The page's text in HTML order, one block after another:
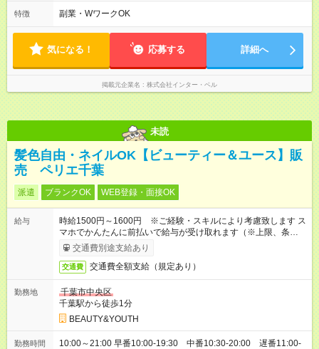
（遅番／締め作業まで）の勤務ができるかたを募集しています
特徴 副業・WワークOK
気になる！ 応募する 詳細へ
掲載元企業名 株式会社インター・ベル
未読
髪色自由・ネイルOK【ビューティー＆ユース】販
売 ペリエ千葉
派遣 ブランクOK WEB登録・面接OK
給与
時給1500円～1600円 ※ご経験・スキルにより考慮致します ス
マホでかんたんに前払いで給与が受け取れます（※上限、条件
あり）交通費別途支給あり
交通費 交通費全額支給（規定あり）
勤務地
千葉市中央区
千葉駅から徒歩1分
BEAUTY&YOUTH
勤務時間
10:00～21:00 早番10:00-19:30 中番10:30-20:00 遅番11:00-